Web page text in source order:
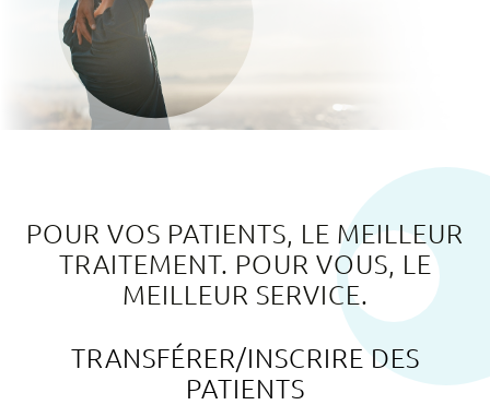
POUR VOS PATIENTS, LE MEILLEUR
TRAITEMENT. POUR VOUS, LE
MEILLEUR SERVICE.
TRANSFÉRER/INSCRIRE DES
PATIENTS